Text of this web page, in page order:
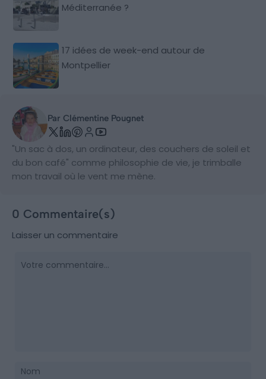
Méditerranée ?
17 idées de week-end autour de
Montpellier
Par Clémentine Pougnet
"Un sac à dos, un ordinateur, des couchers de soleil et
du bon café" comme philosophie de vie, je trimballe
mon travail où le vent me mène.
0 Commentaire(s)
Laisser un commentaire